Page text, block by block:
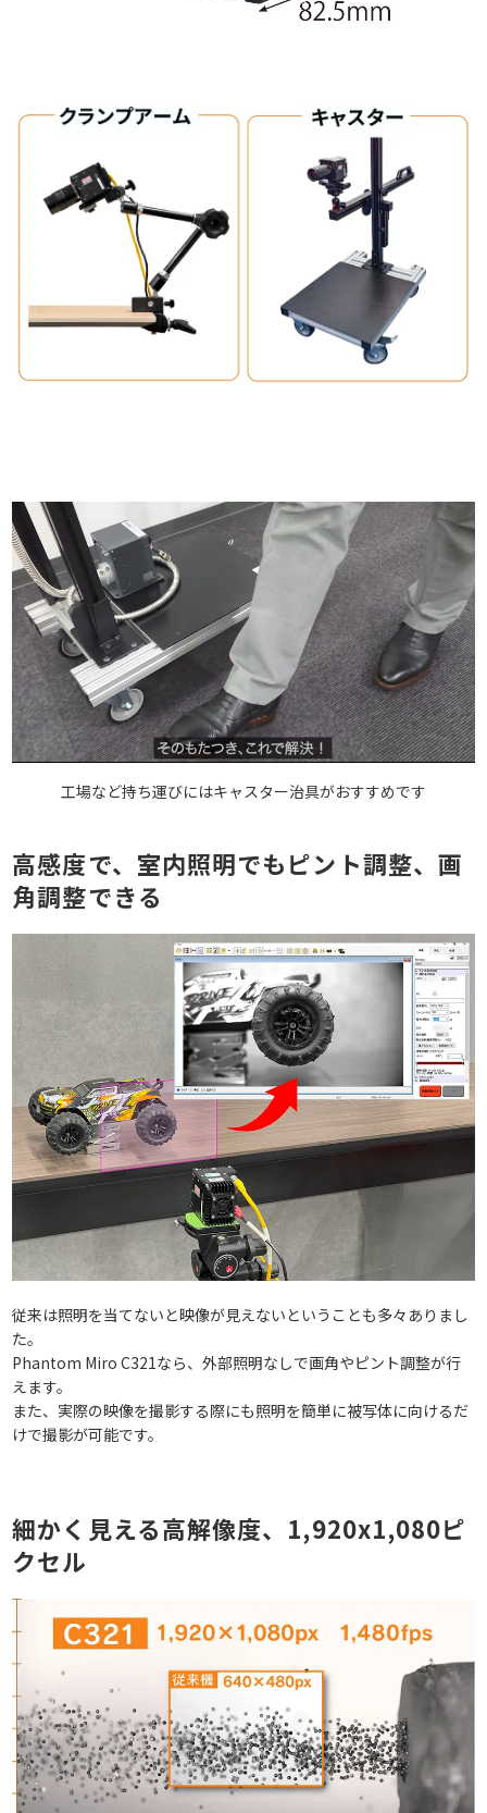
工場など持ち運びにはキャスター治具がおすすめです
高感度で、室内照明でもピント調整、画
角調整できる
従来は照明を当てないと映像が見えないということも多々ありまし
た。
Phantom Miro C321なら、外部照明なしで画角やピント調整が行
えます。
また、実際の映像を撮影する際にも照明を簡単に被写体に向けるだ
けで撮影が可能です。
細かく見える高解像度、1,920x1,080ピ
クセル